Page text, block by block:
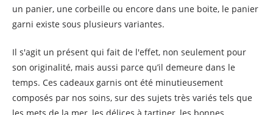
un panier, une corbeille ou encore dans une boite, le panier
garni existe sous plusieurs variantes.
Il s'agit un présent qui fait de l'effet, non seulement pour
son originalité, mais aussi parce qu’il demeure dans le
temps. Ces cadeaux garnis ont été minutieusement
composés par nos soins, sur des sujets très variés tels que